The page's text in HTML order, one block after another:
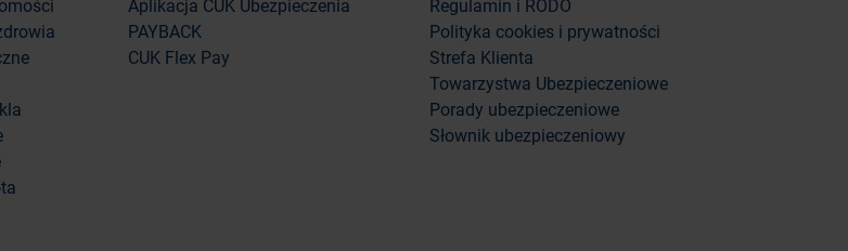
Aplikacja CUK Ubezpieczenia
PAYBACK
CUK Flex Pay
Regulamin i RODO
Polityka cookies i prywatności
Strefa Klienta
Towarzystwa Ubezpieczeniowe
Porady ubezpieczeniowe
Słownik ubezpieczeniowy